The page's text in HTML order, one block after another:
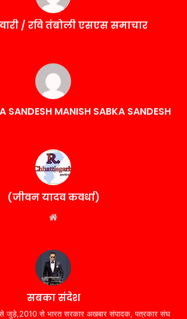
/ रवि तंबोली एसएस समाचार
SANDESH MANISH SABKA SANDESH
(जीवन यादव कवर्धा)
सबका संदेश
जुड़े,2010 से भारत सरकार अखबार संपादक, पत्रकार संघ